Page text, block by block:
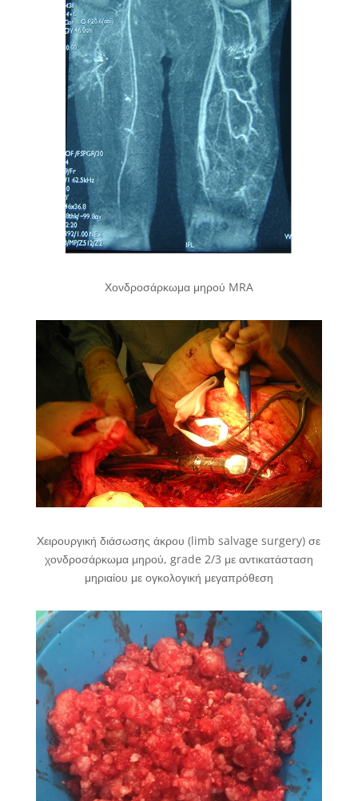
Χονδροσάρκωμα μηρού MRA
Χειρουργική διάσωσης άκρου (limb salvage surgery) σε
χονδροσάρκωμα μηρού, grade 2/3 με αντικατάσταση
μηριαίου με ογκολογική μεγαπρόθεση